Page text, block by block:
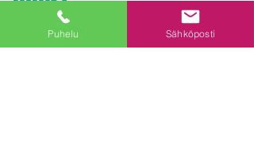
3253807-5
Pyydä tarjous palvelusta
Puhelu Sähköposti